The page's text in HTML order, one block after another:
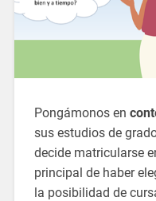
Pongámonos en
sus estudios de
decide matricularse
principal de haber
la posibilidad de